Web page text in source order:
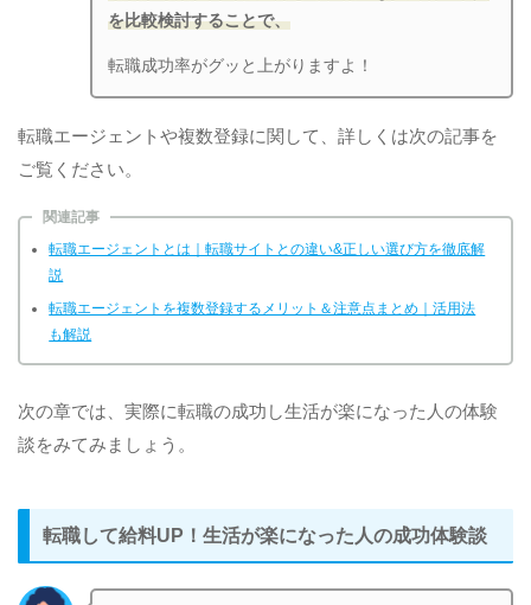
を比較検討することで、
転職成功率がグッと上がりますよ！
転職エージェントや複数登録に関して、詳しくは次の記事を
ご覧ください。
関連記事
転職エージェントとは｜転職サイトとの違い&正しい選び方を徹底解
説
転職エージェントを複数登録するメリット＆注意点まとめ｜活用法
も解説
次の章では、実際に転職の成功し生活が楽になった人の体験
談をみてみましょう。
転職して給料UP！生活が楽になった人の成功体験談